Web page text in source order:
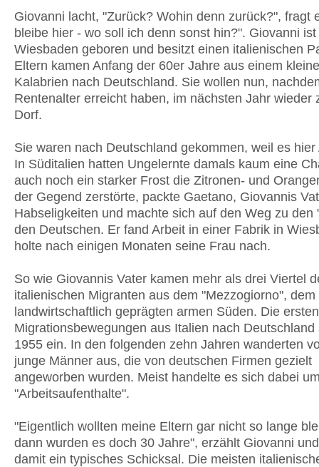
Giovanni lacht, "Zurück? Wohin denn zurück?", fragt
bleibe hier - wo soll ich denn sonst hin?". Giovanni
Wiesbaden geboren und besitzt einen italienischen
Eltern kamen Anfang der 60er Jahre aus einem
Kalabrien nach Deutschland. Sie wollen nun,
Rentenalter erreicht haben, im nächsten Jahr wieder
Dorf.
Sie waren nach Deutschland gekommen, weil es hier
In Süditalien hatten Ungelernte damals kaum eine
auch noch ein starker Frost die Zitronen- und
der Gegend zerstörte, packte Gaetano, Giovannis
Habseligkeiten und machte sich auf den Weg zu den
den Deutschen. Er fand Arbeit in einer Fabrik in
holte nach einigen Monaten seine Frau nach.
So wie Giovannis Vater kamen mehr als drei Viertel
italienischen Migranten aus dem "Mezzogiorno", dem
landwirtschaftlich geprägten armen Süden. Die
Migrationsbewegungen aus Italien nach Deutschland
1955 ein. In den folgenden zehn Jahren wanderten
junge Männer aus, die von deutschen Firmen gezielt
angeworben wurden. Meist handelte es sich dabei
"Arbeitsaufenthalte".
"Eigentlich wollten meine Eltern gar nicht so lange
dann wurden es doch 30 Jahre", erzählt Giovanni
damit ein typisches Schicksal. Die meisten